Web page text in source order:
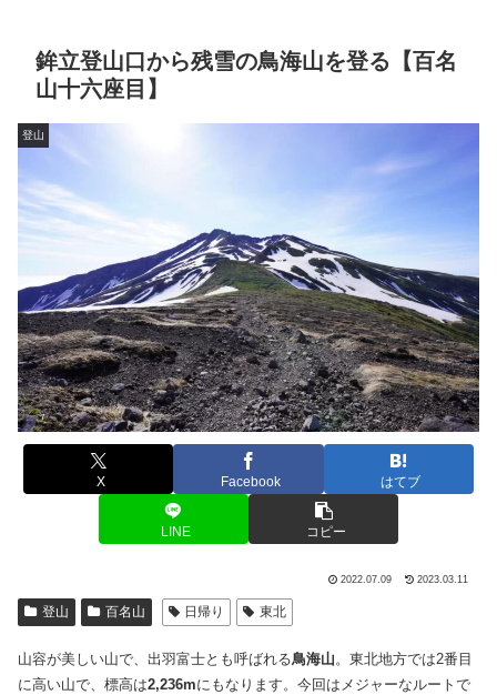
鉾立登山口から残雪の鳥海山を登る【百名
山十六座目】
登山
X Facebook はてブ
LINE コピー
2022.07.09 2023.03.11
登山 百名山 日帰り 東北
山容が美しい山で、出羽富士とも呼ばれる鳥海山。東北地方では2番目
に高い山で、標高は2,236mにもなります。今回はメジャーなルートで